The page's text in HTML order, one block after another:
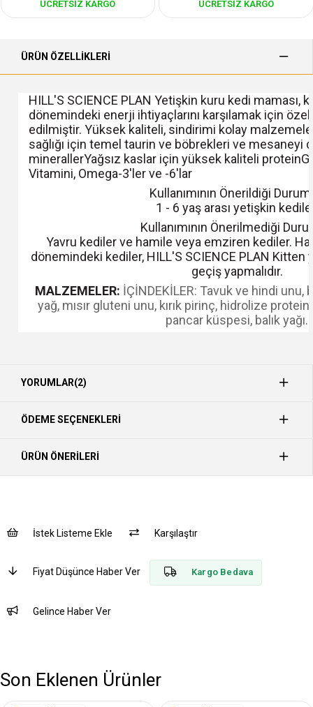
ÜCRETSIZ KARGO ÜCRETSIZ KARGO
ÜRÜN ÖZELLIKLERI
HILL'S SCIENCE PLAN Yetişkin kuru kedi maması,
dönemindeki enerji ihtiyaçlarını karşılamak için
edilmiştir. Yüksek kaliteli, sindirimi kolay
sağlığı için temel taurin ve böbrekleri ve
minerallerYağsız kaslar için yüksek kaliteli
Vitamini, Omega-3'ler ve -6'lar
Kullanımının Önerildiği
1 - 6 yaş arası yetişkin
Kullanımının Önerilmediği
Yavru kediler ve hamile veya emziren kediler.
dönemindeki kediler, HILL'S SCIENCE PLAN Kitten
geçiş yapmalıdır.
MALZEMELER: İÇİNDEKİLER: Tavuk ve hindi unu,
yağ, mısır gluteni unu, kırık pirinç, hidrolize
pancar küspesi, balık yağı.
YORUMLAR(2)
ÖDEME SEÇENEKLERI
ÜRÜN ÖNERILERI
İstek Listeme Ekle Karşılaştır
Fiyat Düşünce Haber Ver Kargo Bedava
Gelince Haber Ver
Son Eklenen Ürünler